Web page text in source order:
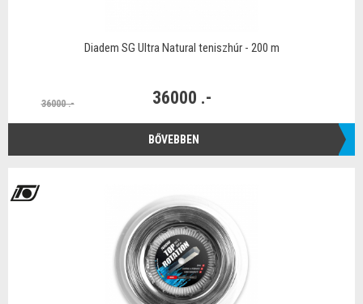
Diadem SG Ultra Natural teniszhúr - 200 m
36000 .- 36000 .-
BŐVEBBEN